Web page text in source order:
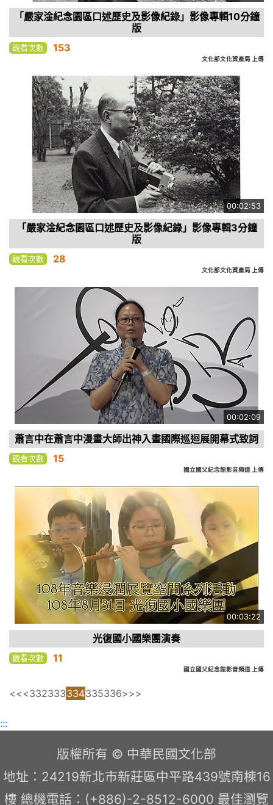
「嚴家淦紀念園區口述歷史及影像紀錄」影像專輯10分鐘
版
觀看次數 153
文化部文化資產局 上傳
00:02:53
「嚴家淦紀念園區口述歷史及影像紀錄」影像專輯3分鐘
版
觀看次數 28
文化部文化資產局 上傳
00:02:09
蕭言中在蕭言中漫畫大師出神入畫國際巡迴展開幕式致詞
觀看次數 15
國立國父紀念館影音頻道 上傳
00:03:22
光復國小國樂團演奏
觀看次數 11
國立國父紀念館影音頻道 上傳
<<<332333334335336>>>
:::
版權所有 © 中華民國文化部
地址：24219新北市新莊區中平路439號南棟16
樓 總機電話：(+886)-2-8512-6000 最佳瀏覽